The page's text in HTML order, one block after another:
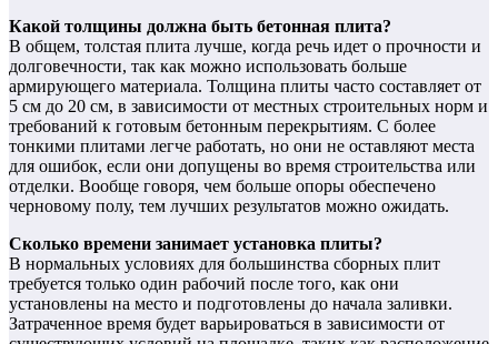
Какой толщины должна быть бетонная плита?
В общем, толстая плита лучше, когда речь идет о прочности и
долговечности, так как можно использовать больше
армирующего материала. Толщина плиты часто составляет от
5 см до 20 см, в зависимости от местных строительных норм и
требований к готовым бетонным перекрытиям. С более
тонкими плитами легче работать, но они не оставляют места
для ошибок, если они допущены во время строительства или
отделки. Вообще говоря, чем больше опоры обеспечено
черновому полу, тем лучших результатов можно ожидать.
Сколько времени занимает установка плиты?
В нормальных условиях для большинства сборных плит
требуется только один рабочий после того, как они
установлены на место и подготовлены до начала заливки.
Затраченное время будет варьироваться в зависимости от